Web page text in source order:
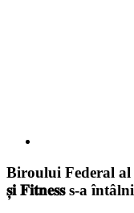
Biroului Federal al
𝐬̦𝐢 𝐅𝐢𝐭𝐧𝐞𝐬𝐬 s-a